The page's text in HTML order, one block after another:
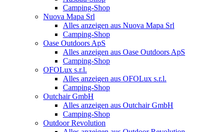
Camping-Shop
Nuova Mapa Srl
Alles anzeigen aus Nuova Mapa Srl
Camping-Shop
Oase Outdoors ApS
Alles anzeigen aus Oase Outdoors ApS
Camping-Shop
OFOLux s.r.l.
Alles anzeigen aus OFOLux s.r.l.
Camping-Shop
Outchair GmbH
Alles anzeigen aus Outchair GmbH
Camping-Shop
Outdoor Revolution